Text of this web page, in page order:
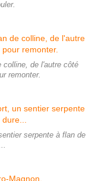
colline, de l'autre côté
remonter.
serpente à flan de